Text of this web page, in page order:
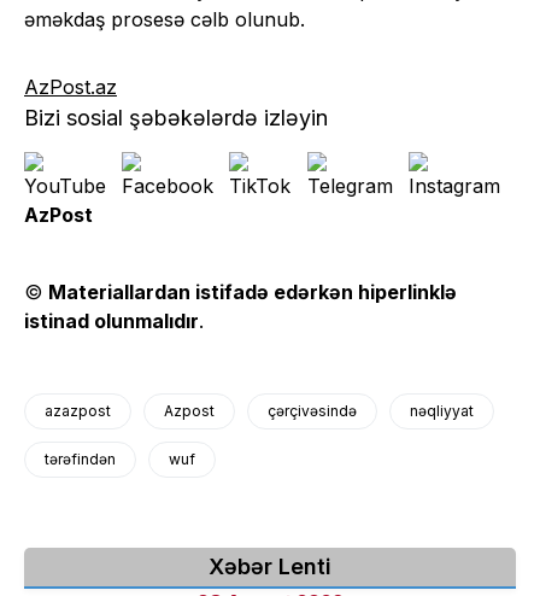
əməkdaş prosesə cəlb olunub.
AzPost.az
Bizi sosial şəbəkələrdə izləyin
AzPost
© Materiallardan istifadə edərkən hiperlinklə
istinad olunmalıdır.
azazpost Azpost çərçivəsində nəqliyyat
tərəfindən wuf
Xəbər Lenti